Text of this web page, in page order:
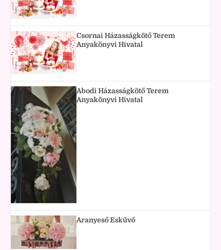
Csornai Házasságkötő Terem
Anyakönyvi Hivatal
Abodi Házasságkötő Terem
Anyakönyvi Hivatal
Aranyeső Esküvő